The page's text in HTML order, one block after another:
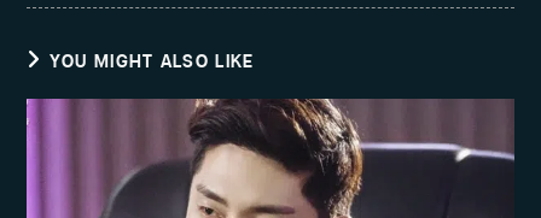
YOU MIGHT ALSO LIKE